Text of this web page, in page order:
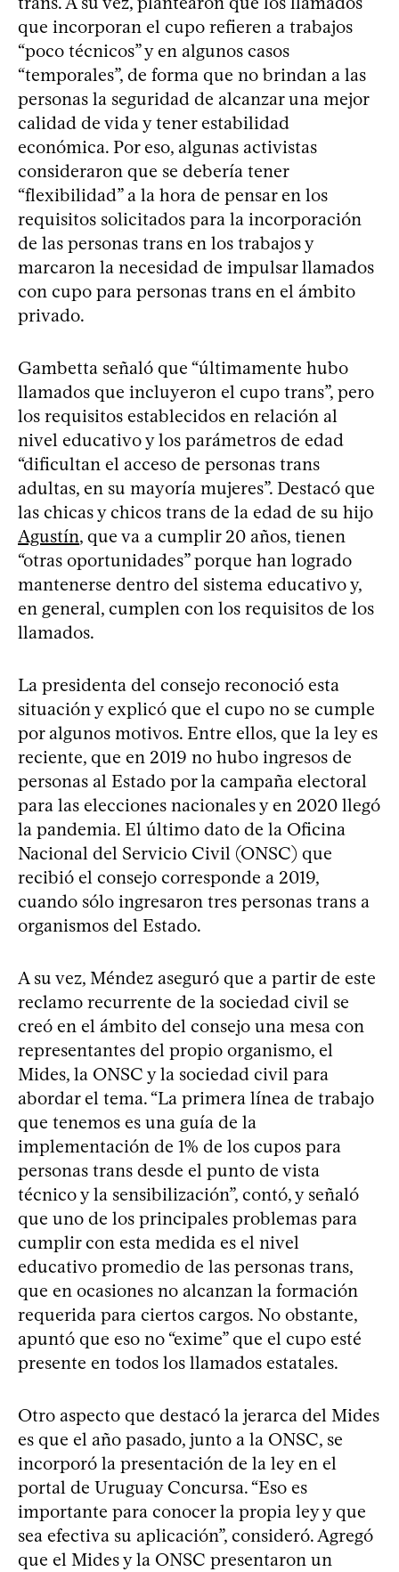
que incorporan el cupo refieren a trabajos
“poco técnicos” y en algunos casos
“temporales”, de forma que no brindan a las
personas la seguridad de alcanzar una mejor
calidad de vida y tener estabilidad
económica. Por eso, algunas activistas
consideraron que se debería tener
“flexibilidad” a la hora de pensar en los
requisitos solicitados para la incorporación
de las personas trans en los trabajos y
marcaron la necesidad de impulsar llamados
con cupo para personas trans en el ámbito
privado.
Gambetta señaló que “últimamente hubo
llamados que incluyeron el cupo trans”, pero
los requisitos establecidos en relación al
nivel educativo y los parámetros de edad
“dificultan el acceso de personas trans
adultas, en su mayoría mujeres”. Destacó que
las chicas y chicos trans de la edad de su hijo
Agustín, que va a cumplir 20 años, tienen
“otras oportunidades” porque han logrado
mantenerse dentro del sistema educativo y,
en general, cumplen con los requisitos de los
llamados.
La presidenta del consejo reconoció esta
situación y explicó que el cupo no se cumple
por algunos motivos. Entre ellos, que la ley es
reciente, que en 2019 no hubo ingresos de
personas al Estado por la campaña electoral
para las elecciones nacionales y en 2020 llegó
la pandemia. El último dato de la Oficina
Nacional del Servicio Civil (ONSC) que
recibió el consejo corresponde a 2019,
cuando sólo ingresaron tres personas trans a
organismos del Estado.
A su vez, Méndez aseguró que a partir de este
reclamo recurrente de la sociedad civil se
creó en el ámbito del consejo una mesa con
representantes del propio organismo, el
Mides, la ONSC y la sociedad civil para
abordar el tema. “La primera línea de trabajo
que tenemos es una guía de la
implementación de 1% de los cupos para
personas trans desde el punto de vista
técnico y la sensibilización”, contó, y señaló
que uno de los principales problemas para
cumplir con esta medida es el nivel
educativo promedio de las personas trans,
que en ocasiones no alcanzan la formación
requerida para ciertos cargos. No obstante,
apuntó que eso no “exime” que el cupo esté
presente en todos los llamados estatales.
Otro aspecto que destacó la jerarca del Mides
es que el año pasado, junto a la ONSC, se
incorporó la presentación de la ley en el
portal de Uruguay Concursa. “Eso es
importante para conocer la propia ley y que
sea efectiva su aplicación”, consideró. Agregó
que el Mides y la ONSC presentaron un